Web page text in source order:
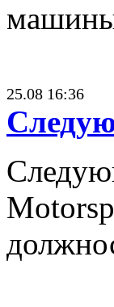
25.08 16:36